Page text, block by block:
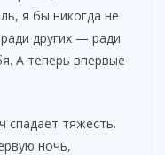
я бы никогда не
других — ради
А теперь впервые
спадает тяжесть.
ночь,